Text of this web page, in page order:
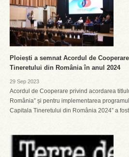
Ploiești a semnat Acordul de
Tineretului din România în anul 2024
29 Sep 2023
Acordul de Cooperare privind acordarea
România” și pentru implementarea
Capitala Tineretului din România 2024” a